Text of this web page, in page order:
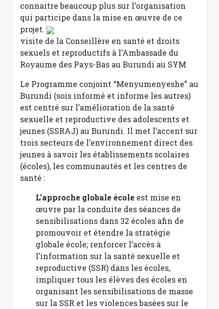
connaitre beaucoup plus sur l’organisation
qui participe dans la mise en œuvre de ce
projet.
visite de la Conseillère en santé et droits
sexuels et reproductifs à l’Ambassade du
Royaume des Pays-Bas au Burundi au SYM
Le Programme conjoint “Menyumenyeshe” au
Burundi (sois informé et informe les autres)
est centré sur l’amélioration de la santé
sexuelle et reproductive des adolescents et
jeunes (SSRAJ) au Burundi. Il met l’accent sur
trois secteurs de l’environnement direct des
jeunes à savoir les établissements scolaires
(écoles), les communautés et les centres de
santé :
L’approche globale école est mise en
œuvre par la conduite des séances de
sensibilisations dans 32 écoles afin de
promouvoir et étendre la stratégie
globale école; renforcer l’accès à
l’information sur la santé sexuelle et
reproductive (SSR) dans les écoles,
impliquer tous les élèves des écoles en
organisant les sensibilisations de masse
sur la SSR et les violences basées sur le